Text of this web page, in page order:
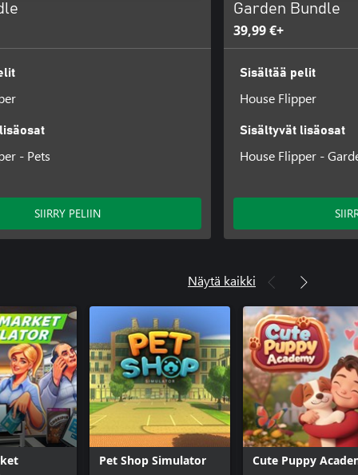
- Pets
SIIRRY PELIIN
Garden Bundle
39,99 €+
Sisältää pelit
House Flipper
Sisältyvät lisäosat
House Flipper -
Näytä kaikki
Pet Shop Simulator Cute Puppy